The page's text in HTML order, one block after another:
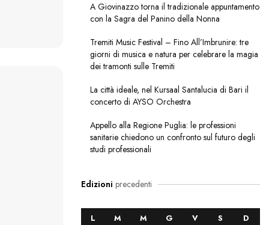
A Giovinazzo torna il tradizionale appuntamento
con la Sagra del Panino della Nonna
Tremiti Music Festival – Fino All’Imbrunire: tre
giorni di musica e natura per celebrare la magia
dei tramonti sulle Tremiti
La città ideale, nel Kursaal Santalucia di Bari il
concerto di AYSO Orchestra
Appello alla Regione Puglia: le professioni
sanitarie chiedono un confronto sul futuro degli
studi professionali
Edizioni precedenti
L M M G V S
D